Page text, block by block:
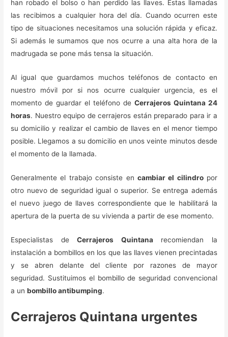
han robado el bolso o han perdido las llaves. Estas llamadas
las recibimos a cualquier hora del día. Cuando ocurren este
tipo de situaciones necesitamos una solución rápida y eficaz.
Si además le sumamos que nos ocurre a una alta hora de la
madrugada se pone más tensa la situación.
Al igual que guardamos muchos teléfonos de contacto en
nuestro móvil por si nos ocurre cualquier urgencia, es el
momento de guardar el teléfono de Cerrajeros Quintana 24
horas. Nuestro equipo de cerrajeros están preparado para ir a
su domicilio y realizar el cambio de llaves en el menor tiempo
posible. Llegamos a su domicilio en unos veinte minutos desde
el momento de la llamada.
Generalmente el trabajo consiste en cambiar el cilindropor
otro nuevo de seguridad igual o superior. Se entrega además
el nuevo juego de llaves correspondiente que le habilitará la
apertura de la puerta de su vivienda a partir de ese momento.
Especialistas deCerrajeros Quintanarecomiendan la
instalación a bombillos en los que las llaves vienen precintadas
y se abren delante del cliente por razones de mayor
seguridad. Sustituimos el bombillo de seguridad convencional
a unbombillo antibumping.
Cerrajeros Quintana urgentes